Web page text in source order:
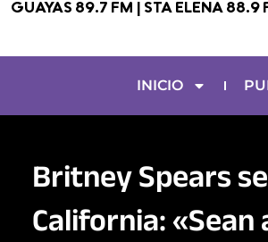
GUAYAS 89.7 FM | STA ELENA 88.9
INICIO
Britney Spears
California: